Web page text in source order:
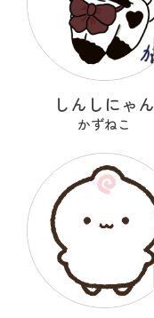
しんしにゃん
かずねこ